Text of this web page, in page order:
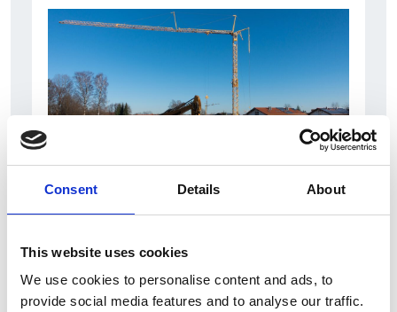
Consent Details About
This website uses cookies
We use cookies to personalise content and ads, to
provide social media features and to analyse our traffic.
7 Agosto 2026
costruzione di nuove abitazioni
Repubblica Ceca